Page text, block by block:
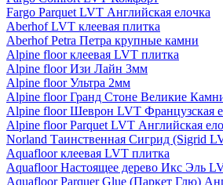
Fargo Parquet LVT Английская елочка
Aberhof LVT клеевая плитка
Aberhof Petra Петра крупные камни
Alpine floor клеевая LVT плитка
Alpine floor Изи Лайн 3мм
Alpine floor Ультра 2мм
Alpine floor Гранд Стоне Великие
Alpine floor Шеврон LVT Французская
Alpine floor Parquet LVT Английская
Norland Таинственная Сигрид (Sigrid
Aquafloor клеевая LVT плитка
Aquafloor Настоящее дерево Икс Эль
Aquafloor Parquer Glue (Паркет Глю)